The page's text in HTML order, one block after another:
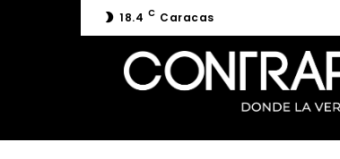
18.4 C Caracas